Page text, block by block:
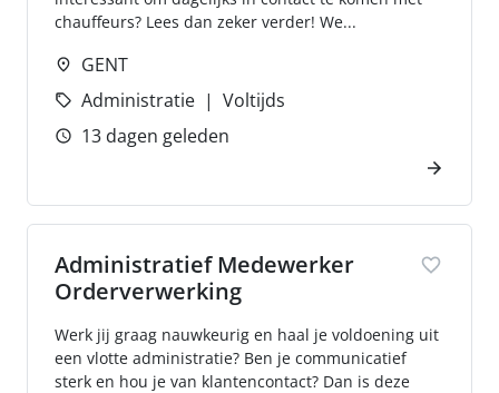
chauffeurs? Lees dan zeker verder! We...
GENT
Administratie
Voltijds
13 dagen geleden
Administratief Medewerker
Orderverwerking
Werk jij graag nauwkeurig en haal je voldoening uit
een vlotte administratie? Ben je communicatief
sterk en hou je van klantencontact? Dan is deze